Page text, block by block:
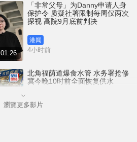
01:26
「非常父母」为Danny申请人身
保护令 质疑社署限制每周仅两次
探视 高院9月底前判决
港闻
4小时前
北角福荫道爆食水管 水务署抢修
冀今晚10时前全面恢复供水
港闻
瀏覽更多影片